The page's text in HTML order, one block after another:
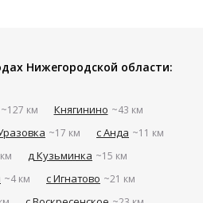
Нижегородской области:
~127 км Княгинино ~43 км
~17 км с Анда ~11 км
д Кузьминка ~15 км
~4 км с Игнатово ~21 км